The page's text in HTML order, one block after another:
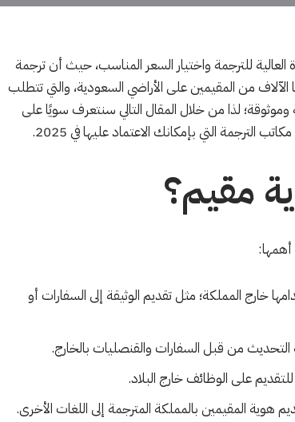
للترجمة واختيار السعر المناسب، حيث أن ترجمة
الآلاف من المقيمين على الأراضي السعودية، والتي تتطلب
لذا من خلال المقال التالي سنتعرف سويًا على
التي بإمكانك الاعتماد عليها في 2025.
مقيم؟
خارج المملكة؛ مثل تقديم الوثيقة إلى السفارات أو
التحديث من قبل السفارات والقنصليات بالخارج.
على الوظائف خارج البلاد.
هوية المقيمين بالمملكة المترجمة إلى اللغات الأخرى.